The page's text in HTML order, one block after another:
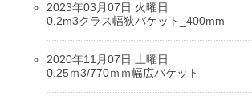
2023年03月07日 火曜日
0.2m3クラス幅狭バケット_400mm
2020年11月07日 土曜日
0.25ｍ3/770ｍｍ幅広バケット